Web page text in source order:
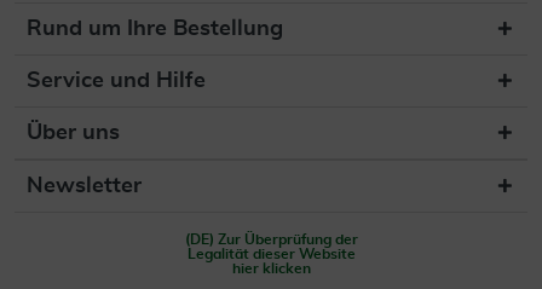
Rund um Ihre Bestellung
Service und Hilfe
Über uns
Newsletter
(DE) Zur Überprüfung der
Legalität dieser Website
hier klicken